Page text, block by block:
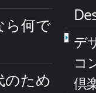
ら何で
のため
デ
コ
倶